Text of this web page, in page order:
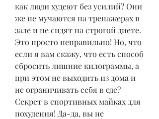
как люди худеют без усилий? Они
же не мучаются на тренажерах в
зале и не сидят на строгой диете.
Это просто неправильно! Но, что
если я вам скажу, что есть способ
сбросить лишние килограммы, а
при этом не выходить из дома и
не ограничивать себя в еде?
Секрет в спортивных майках для
похудения! Да-да, вы не